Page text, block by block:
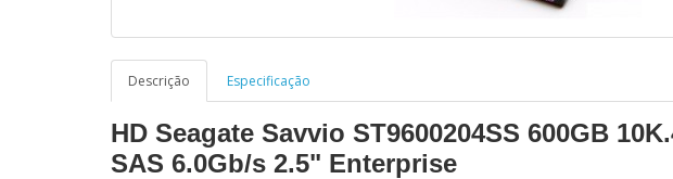
Descrição Especificação
HD Seagate Savvio ST9600204SS 600GB
SAS 6.0Gb/s 2.5" Enterprise